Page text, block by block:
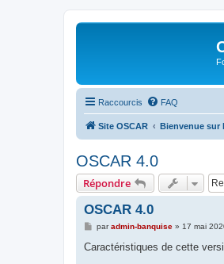
Raccourcis FAQ
Site OSCAR Bienvenue sur
OSCAR 4.0
Répondre
OSCAR 4.0
M
s
paradmin-banquise» 17 mai
Caractéristiques de cette